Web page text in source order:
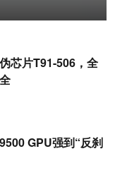
芯片T91-506，全
GPU强到“反刹